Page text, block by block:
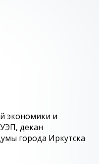
экономики и
декан
города Иркутска